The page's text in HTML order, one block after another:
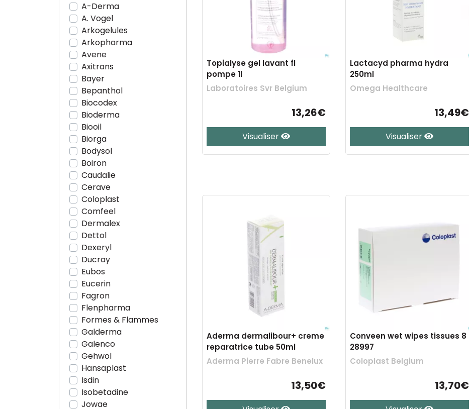
A-Derma
A. Vogel
Arkogelules
Arkopharma
Avene
Axitrans
Bayer
Bepanthol
Biocodex
Bioderma
Biooil
Biorga
Bodysol
Boiron
Caudalie
Cerave
Coloplast
Comfeel
Dermalex
Dettol
Dexeryl
Ducray
Eubos
Eucerin
Fagron
Flenpharma
Formes & Flammes
Galderma
Galenco
Gehwol
Hansaplast
Isdin
Isobetadine
Jowae
Topialyse gel lavant fl
pompe 1l
Laboratoires Svr Belgium
13,26€
Visualiser
Lactacyd pharma hydra
250ml
Omega Healthcare
13,49€
Visualiser
Aderma dermalibour+ creme
reparatrice tube 50ml
Aderma Pierre Fabre Benelux
13,50€
Conveen wet wipes tissues 8
28997
Coloplast Belgium
13,70€